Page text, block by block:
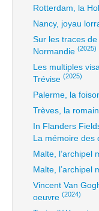
Rotterdam, la
Nancy, joyau
Sur les traces
Normandie (2025)
Les multiples
Trévise (2025)
Palerme, la
Trèves, la
In Flanders
La mémoire des
Malte, l’archipel
Malte, l’archipel
Vincent Van
oeuvre (2024)